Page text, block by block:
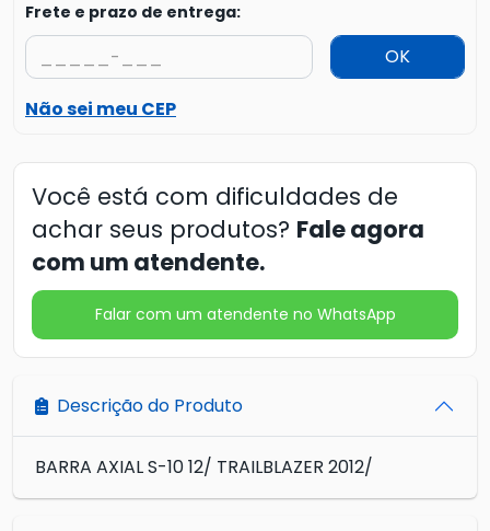
Frete e prazo de entrega:
OK
Não sei meu CEP
Você está com dificuldades de
achar seus produtos? Fale agora
com um atendente.
Falar com um atendente no WhatsApp
Descrição do Produto
BARRA AXIAL S-10 12/ TRAILBLAZER 2012/